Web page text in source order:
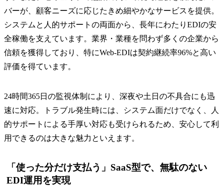
バーが、顧客ニーズに応じたきめ細やかなサービスを提供。
システムと人的サポートの両面から、長年にわたりEDIの安
全稼働を支えています。業界・業種を問わず多くの企業から
信頼を獲得しており、特にWeb-EDIは契約継続率96%と高い
評価を得ています。
24時間365日の監視体制により、深夜や土日の不具合にも迅
速に対応。トラブル発生時には、システム面だけでなく、人
的サポートによる手厚い対応も受けられるため、安心して利
用できるのは大きな魅力といえます。
「使った分だけ支払う」SaaS型で、無駄のない
EDI運用を実現